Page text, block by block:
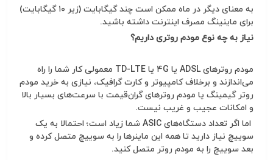
به معنای دیگر در ماه ممکن است چند گیگابایت (زیر ۱۰ گیگابایت)
برای ماینینگ مصرف اینترنت داشته باشید.
نیاز به چه نوع مودم روتری داریم؟
مودم روترهای ADSL یا ۴G یا TD-LTE معمولی کار شما را راه
می‌اندازند و برخلاف کامپیوتر و کارت گرافیک، نیازی به خرید مودم
روتر گیمینگ یا مودم روترهای گران‌قیمت با سرعت‌های بسیار بالا
و امکانات عجیب و غریب نیست.
اما اگر تعداد دستگاه‌های ASIC شما زیاد است؛ احتمالا به یک
سوییچ نیاز دارید تا همه این ماینرها را به سوییچ متصل کرده و
بعد سوییچ را به مودم روتر متصل کنید.